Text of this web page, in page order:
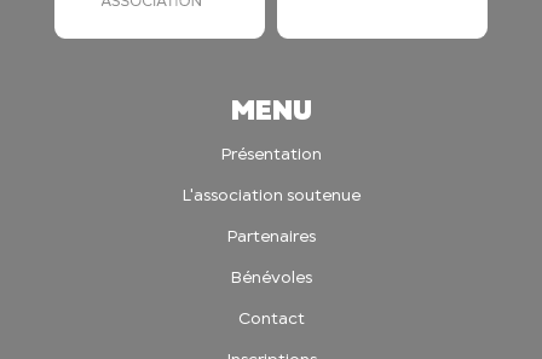
MENU
Présentation
L'association soutenue
Partenaires
Bénévoles
Contact